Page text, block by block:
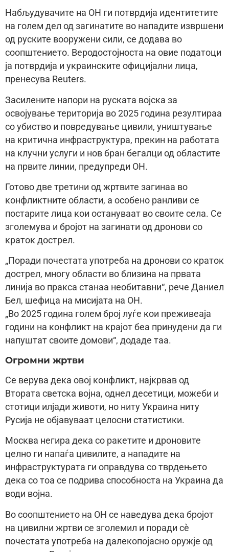
Набљудувачите на ОН ги потврдија идентитетите
на голем дел од загинатите во нападите извршени
од руските вооружени сили, се додава во
соопштението. Веродостојноста на овие податоци
ја потврдија и украинските официјални лица,
пренесува Reuters.
Засилените напори на руската војска за
освојување територија во 2025 година резултираа
со убиство и повредување цивили, уништување
на критична инфраструктура, прекин на работата
на клучни услуги и нов бран бегалци од областите
на првите линии, предупреди ОН.
Готово две третини од жртвите загинаа во
конфликтните области, а особено ранливи се
постарите лица кои остануваат во своите села. Се
зголемува и бројот на загинати од дронови со
краток дострел.
„Поради почестата употреба на дронови со краток
дострел, многу области во близина на првата
линија во пракса станаа необитавни“, рече Даниел
Бел, шефица на мисијата на ОН.
„Во 2025 година голем број луѓе кои преживеаја
години на конфликт на крајот беа принудени да ги
напуштат своите домови“, додаде таа.
Огромни жртви
Се верува дека овој конфликт, најкрвав од
Втората светска војна, однел десетици, можеби и
стотици илјади животи, но ниту Украина ниту
Русија не објавуваат целосни статистики.
Москва негира дека со ракетите и дроновите
целно ги напаѓа цивилите, а нападите на
инфраструктурата ги оправдува со тврдењето
дека со тоа се подрива способноста на Украина да
води војна.
Во соопштението на ОН се наведува дека бројот
на цивилни жртви се зголемил и поради сè
почестата употреба на далекопојасно оружје од